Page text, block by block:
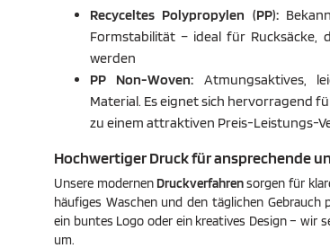
Recyceltes Polypropylen (PP):
Formstabilität – ideal für
werden
PP Non-Woven: Atmungsaktives,
Material. Es eignet sich hervorragend
zu einem attraktiven Preis-Leistungs-
Hochwertiger Druck für ansprechende
Unsere modernen Druckverfahrensorgen für
häufiges Waschen und den täglichen Gebrauch
ein buntes Logo oder ein kreatives Design – wir
um.